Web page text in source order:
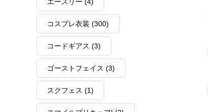
コスプレ衣装 (300)
コードギアス (3)
ゴーストフェイス (3)
スクフェス (1)